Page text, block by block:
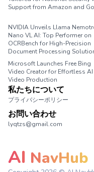
Support from Amazon and
NVIDIA Unveils Llama
Nano VL AI: Top Performer on
OCRBench for High-Precision
Document Processing
Microsoft Launches Free Bing
Video Creator for Effortless AI
Video Production
私たちについて
プライバシーポリシー
お問い合わせ
lyqtzs@gmail.com
AI NavHub